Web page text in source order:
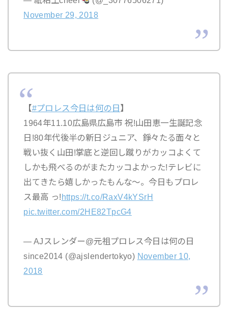
November 29, 2018
【#プロレス今日は何の日 】
1964年11.10広島県広島市 祝!山田恵一生誕記念
日!80年代後半の新日ジュニア、錚々たる面々と
戦い抜く山田!掌底と逆回し蹴りがカッコよくて
しかも飛べるのがまたカッコよかった!テレビに
出てきたら嬉しかったもんな〜。今日もプロレ
ス最高 っ!https://t.co/RaxV4kYSrH
pic.twitter.com/2HE82TpcG4
— AJスレンダー@元祖プロレス今日は何の日
since2014 (@ajslendertokyo) November 10,
2018